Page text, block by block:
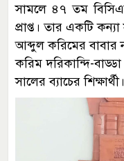
সামলে ৪৭ তম
প্রাপ্ত। তার একটি কন্যা
আব্দুল করিমের
করিম দরিকান্দি-
সালের ব্যাচের শিক্ষার্থী।